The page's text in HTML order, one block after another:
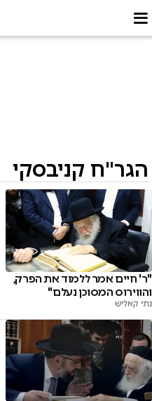
הגר"ח קניבסקי
"ר' חיים אמר ללמוד את הפרק,
והווירוס המסוכן נעלם"
נתי קאליש